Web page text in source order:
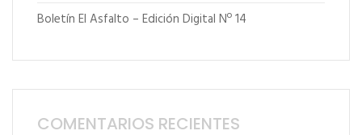
Boletín El Asfalto – Edición Digital Nº 14
COMENTARIOS RECIENTES